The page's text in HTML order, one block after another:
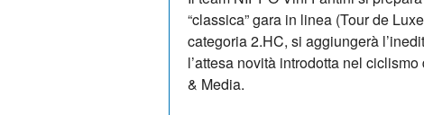
“classica” gara in linea (Tour de
categoria 2.HC, si aggiungerà
l’attesa novità introdotta nel
& Media.